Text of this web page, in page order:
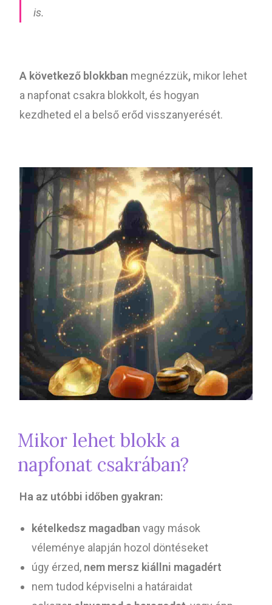
is.
A következő blokkban megnézzük, mikor lehet
a napfonat csakra blokkolt, és hogyan
kezdheted el a belső erőd visszanyerését.
Mikor lehet blokk a
napfonat csakrában?
Ha az utóbbi időben gyakran:
kételkedsz magadban vagy mások
véleménye alapján hozol döntéseket
úgy érzed, nem mersz kiállni magadért
nem tudod képviselni a határaidat